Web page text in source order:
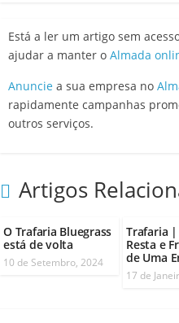
Está a ler um artigo sem
ajudar a manter o Almada
Anuncie a sua empresa no
rapidamente campanhas
outros serviços.
Artigos
O Trafaria Bluegrass
está de volta
10 de Setembro, 2024
Trafaria |
Resta e
de Uma
17 de